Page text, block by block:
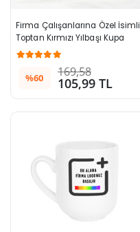
Firma Çalışanlarına Özel İsimli
Toptan Kırmızı Yılbaşı Kupa
Bardak
%60 169,58
105,99 TL